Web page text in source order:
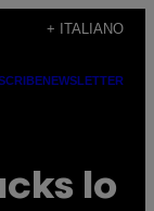
+ ITALIANO
NEWSLETTER
lo